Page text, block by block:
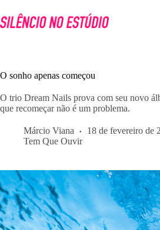
para
o
O sonho apenas começou
O trio Dream Nails prova com seu novo
que recomeçar não é um problema.
Márcio Viana
18 de fevereiro de
Tem Que Ouvir